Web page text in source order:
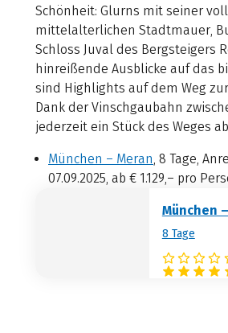
Schönheit: Glurns mit seiner
mittelalterlichen Stadtmauer,
Schloss Juval des Bergsteigers
hinreißende Ausblicke auf das
sind Highlights auf dem Weg
Dank der Vinschgaubahn
jederzeit ein Stück des Weges
München – Meran, 8 Tage,
07.09.2025, ab € 1.129,– pro
München
8 Tage